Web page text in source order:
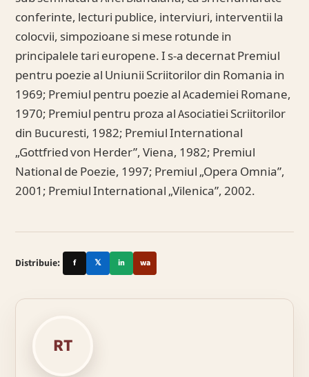
conferinte, lecturi publice, interviuri, interventii la
colocvii, simpozioane si mese rotunde in
principalele tari europene. I s-a decernat Premiul
pentru poezie al Uniunii Scriitorilor din Romania in
1969; Premiul pentru poezie al Academiei Romane,
1970; Premiul pentru proza al Asociatiei Scriitorilor
din Bucuresti, 1982; Premiul International
„Gottfried von Herder”, Viena, 1982; Premiul
National de Poezie, 1997; Premiul „Opera Omnia”,
2001; Premiul International „Vilenica”, 2002.
Distribuie: f 𝕏 in wa
RT